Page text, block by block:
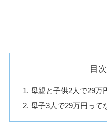
目次
母親と子供2人で29万
母子3人で29万円って